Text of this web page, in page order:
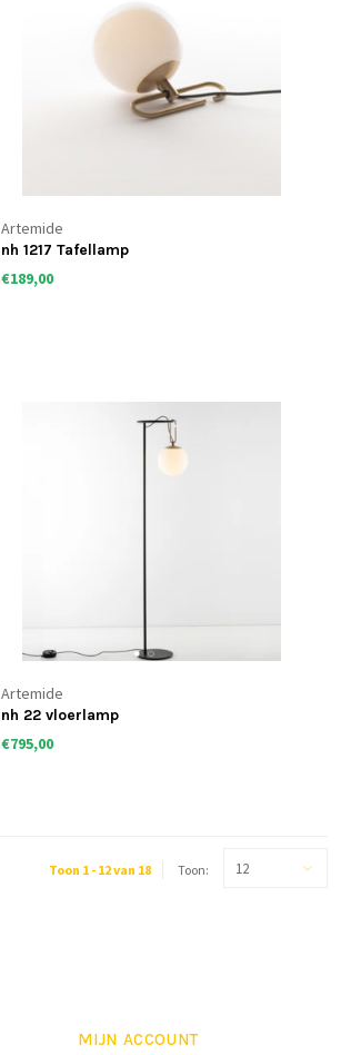
Artemide
nh 1217 Tafellamp
€189,00
Artemide
nh 22 vloerlamp
€795,00
Toon 1 - 12 van 18 Toon: 12
MIJN ACCOUNT